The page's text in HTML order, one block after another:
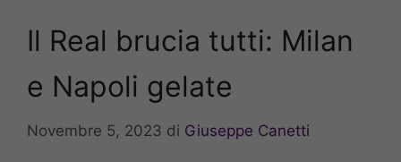
Il Real brucia tutti: Milan
e Napoli gelate
Novembre 5, 2023 di Giuseppe Canetti